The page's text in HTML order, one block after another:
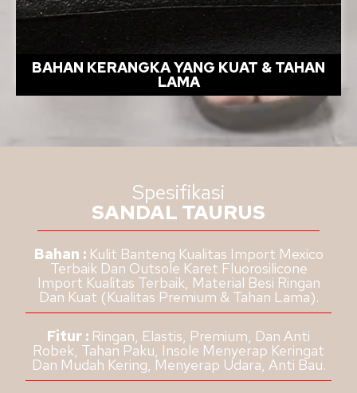
BAHAN KERANGKA YANG KUAT & TAHAN
LAMA
Spesifikasi
SANDAL TAURUS
Bahan : Kulit Banteng Kualitas Import Mexico
Terbaik Dan Outsole Karet Fluorosilicone
Import Kualitas Terbaik, Material Besi Ringan
Dan Kuat (Kualitas Premium & Tahan Lama).
Fitur : Ringan, Elastis, Premium, Dan Anti
Robek, Tahan Paku, Insole Menyerap Keringat
Dan Mudah Kering, Menyerap Udara, Anti Bau.